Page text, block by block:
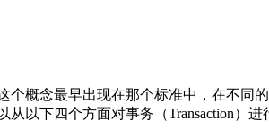
个概念最早出现在那个标准中，在不同的
以下四个方面对事务（Transaction）进